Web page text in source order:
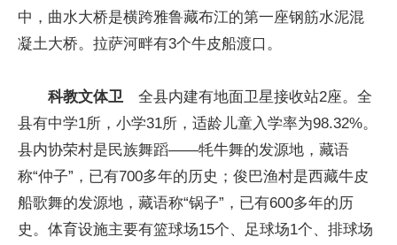
中，曲水大桥是横跨雅鲁藏布江的第一座钢筋水泥混
凝土大桥。拉萨河畔有3个牛皮船渡口。
科教文体卫
全县内建有地面卫星接收站2座。全
县有中学1所，小学31所，适龄儿童入学率为98.32%。
县内协荣村是民族舞蹈——牦牛舞的发源地，藏语
称“仲子”，已有700多年的历史；俊巴渔村是西藏牛皮
船歌舞的发源地，藏语称“锅子”，已有600多年的历
史。体育设施主要有篮球场15个、足球场1个、排球场